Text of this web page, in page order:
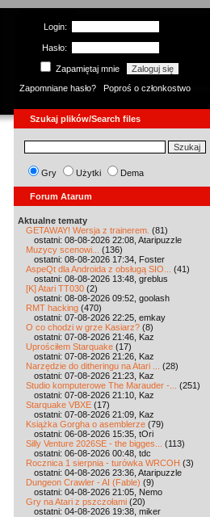
Login:
Hasło:
Zapamiętaj mnie
Zapomniane hasło?
Poproś o członkostwo
Szukaj plików/Search files
Gry Użytki Dema
Forum Atarum
Aktualne tematy
GETAWAY! Wersja z trainerem. (81)
ostatni: 08-08-2026 22:08, Ataripuzzle
Muzycy scenowi...
(136)
ostatni: 08-08-2026 17:34, Foster
AspeQt dla Androida z obsługą SIO...
(41)
ostatni: 08-08-2026 13:48, greblus
[K] Atari TT030 (2)
ostatni: 08-08-2026 09:52, goolash
RMT hacking (470)
ostatni: 07-08-2026 22:25, emkay
O co chodzi w grze Kasiarz? (8)
ostatni: 07-08-2026 21:46, Kaz
Uprościłem Starquake (17)
ostatni: 07-08-2026 21:26, Kaz
Narzędzie do ditheringu na Atari ...
(28)
ostatni: 07-08-2026 21:23, Kaz
Studio komputerowe The Marauder -...
(251)
ostatni: 07-08-2026 21:10, Kaz
Starquake VBXE (17)
ostatni: 07-08-2026 21:09, Kaz
Książka Gorgha o asemblerze (79)
ostatni: 06-08-2026 15:35, tOri
Silly Venture 2026SE - the bigges...
(113)
ostatni: 06-08-2026 00:48, tdc
Rocznica 1 sierpnia - turówka WRCOH (3)
ostatni: 04-08-2026 23:36, Ataripuzzle
Dungeon Crawler - AI (Fable) (9)
ostatni: 04-08-2026 21:05, Nemo
Gry na Atari z pszczołami (20)
ostatni: 04-08-2026 19:38, miker